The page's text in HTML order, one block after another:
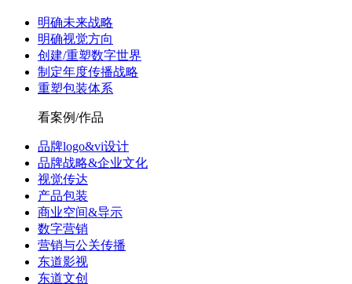
明确未来战略
明确视觉方向
创建/重塑数字世界
制定年度传播战略
重塑包装体系
看案例/作品
品牌logo&vi设计
品牌战略&企业文化
视觉传达
产品包装
商业空间&导示
数字营销
营销与公关传播
东道影视
东道文创